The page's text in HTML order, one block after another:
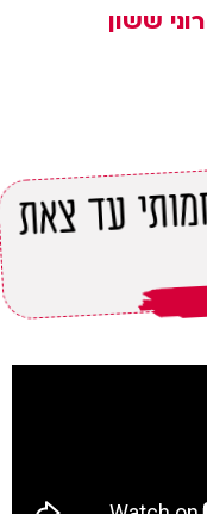
ששון
עד צאת